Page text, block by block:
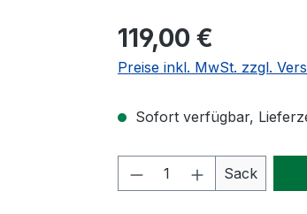
Regulärer Preis:
119,00 €
Preise inkl. MwSt. zzgl.
Sofort verfügbar,
Produkt Anzahl:
Sack